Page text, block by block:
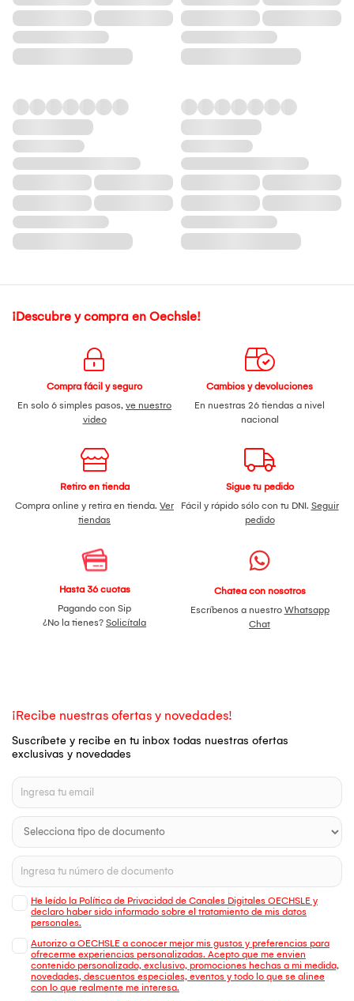
¡Descubre y compra en Oechsle!
Compra fácil y seguro
En solo 6 simples pasos, ve nuestro
video
Cambios y devoluciones
En nuestras 26 tiendas a nivel
nacional
Retiro en tienda
Compra online y retira en tienda. Ver
tiendas
Sigue tu pedido
Fácil y rápido sólo con tu DNI. Seguir
pedido
Hasta 36 cuotas
Pagando con Sip
¿No la tienes? Solicítala
Chatea con nosotros
Escríbenos a nuestro Whatsapp
Chat
¡Recibe nuestras ofertas y novedades!
Suscríbete y recibe en tu inbox todas nuestras ofertas
exclusivas y novedades
He leído la Política de Privacidad de Canales Digitales OECHSLE y
declaro haber sido informado sobre el tratamiento de mis datos
personales.
Autorizo a OECHSLE a conocer mejor mis gustos y preferencias para
ofrecerme experiencias personalizadas. Acepto que me envien
contenido personalizado, exclusivo, promociones hechas a mi medida,
novedades, descuentos especiales, eventos y todo lo que se alinee
con lo que realmente me interesa.